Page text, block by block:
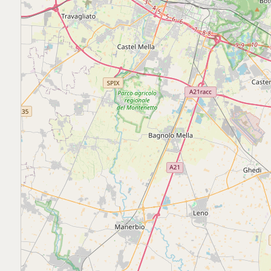
Posto auto/Box
Balcone/Terrazzo
Ascensore
Arredato
Nuova costruzione
Lusso